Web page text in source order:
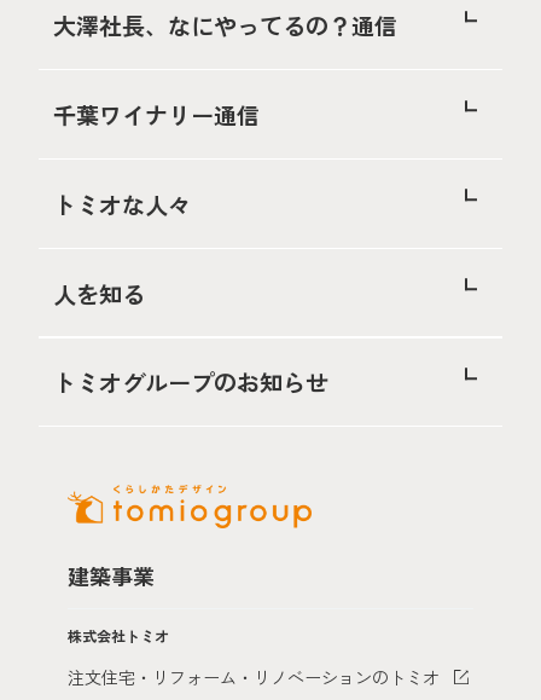
大澤社長、なにやってるの？通信
千葉ワイナリー通信
トミオな人々
人を知る
トミオグループのお知らせ
建築事業
株式会社トミオ
注文住宅・リフォーム・リノベーションのトミオ